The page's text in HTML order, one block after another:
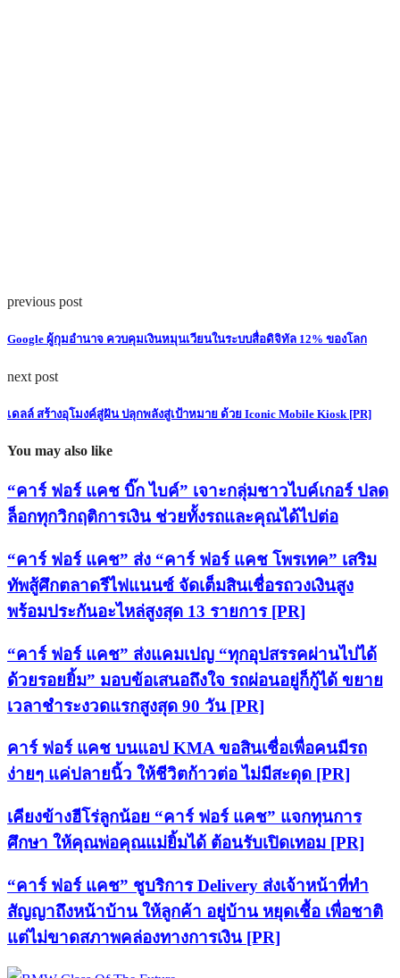
previous post
Google ผู้กุมอำนาจ ควบคุมเงินหมุนเวียนในระบบสื่อดิจิทัล 12% ของโลก
next post
เดลล์ สร้างอุโมงค์สู่ฝัน ปลุกพลังสู่เป้าหมาย ด้วย Iconic Mobile Kiosk [PR]
You may also like
“คาร์ ฟอร์ แคช บิ๊ก ไบค์” เจาะกลุ่มชาวไบค์เกอร์ ปลด
ล็อกทุกวิกฤติการเงิน ช่วยทั้งรถและคุณได้ไปต่อ
“คาร์ ฟอร์ แคช” ส่ง “คาร์ ฟอร์ แคช โพรเทค” เสริม
ทัพสู้ศึกตลาดรีไฟแนนซ์ จัดเต็มสินเชื่อรถวงเงินสูง
พร้อมประกันอะไหล่สูงสุด 13 รายการ [PR]
“คาร์ ฟอร์ แคช” ส่งแคมเปญ “ทุกอุปสรรคผ่านไปได้
ด้วยรอยยิ้ม” มอบข้อเสนอถึงใจ รถผ่อนอยู่ก็กู้ได้ ขยาย
เวลาชำระงวดแรกสูงสุด 90 วัน [PR]
คาร์ ฟอร์ แคช บนแอป KMA ขอสินเชื่อเพื่อคนมีรถ
ง่ายๆ แค่ปลายนิ้ว ให้ชีวิตก้าวต่อ ไม่มีสะดุด [PR]
เคียงข้างฮีโร่ลูกน้อย “คาร์ ฟอร์ แคช” แจกทุนการ
ศึกษา ให้คุณพ่อคุณแม่ยิ้มได้ ต้อนรับเปิดเทอม [PR]
“คาร์ ฟอร์ แคช” ชูบริการ Delivery ส่งเจ้าหน้าที่ทำ
สัญญาถึงหน้าบ้าน ให้ลูกค้า อยู่บ้าน หยุดเชื้อ เพื่อชาติ
แต่ไม่ขาดสภาพคล่องทางการเงิน [PR]